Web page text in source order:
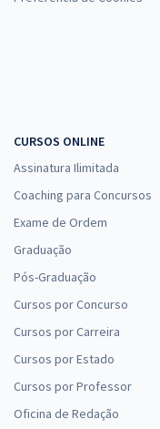
CURSOS ONLINE
Assinatura Ilimitada
Coaching para Concursos
Exame de Ordem
Graduação
Pós-Graduação
Cursos por Concurso
Cursos por Carreira
Cursos por Estado
Cursos por Professor
Oficina de Redação